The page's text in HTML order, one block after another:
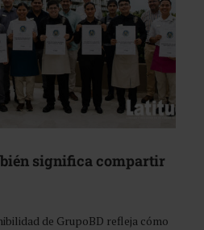
significa compartir
de GrupoBD refleja cómo